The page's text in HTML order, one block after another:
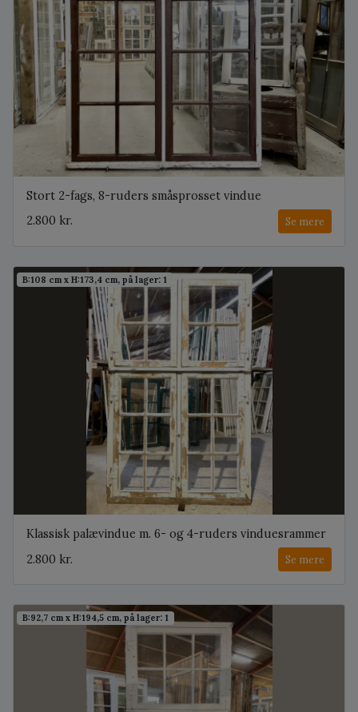
Stort 2-fags, 8-ruders småsprosset vindue
2.800 kr.
Se mere
B:108 cm x H:173,4 cm, på lager: 1
Klassisk palævindue m. 6- og 4-ruders vinduesrammer
2.800 kr.
Se mere
B:92,7 cm x H:194,5 cm, på lager: 1